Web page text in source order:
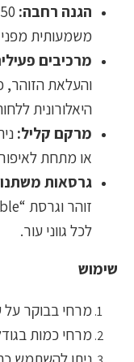
הגנה רחבה:
משמעותית
מרכיבים
והעלאת הזוהר,
היאלורונית
מרקם קליל:
או מתחת
גרסאות
לכל גווני עור.
שימוש
מרחי בבוקר על
מרחי כמות